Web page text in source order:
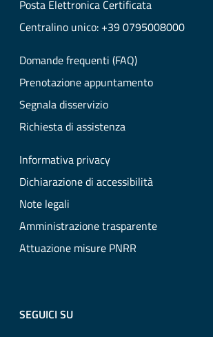
Posta Elettronica Certificata
Centralino unico: +39 0795008000
Domande frequenti (FAQ)
Prenotazione appuntamento
Segnala disservizio
Richiesta di assistenza
Informativa privacy
Dichiarazione di accessibilità
Note legali
Amministrazione trasparente
Attuazione misure PNRR
SEGUICI SU